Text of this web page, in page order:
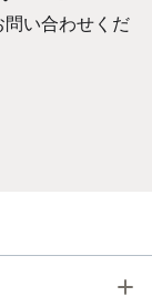
問い合わせくだ